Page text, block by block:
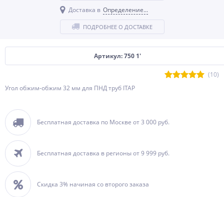
Артикул: 750 1'
(10)
Угол обжим-обжим 32 мм для ПНД труб ITAP
Бесплатная доставка по Москве от 3 000 руб.
Бесплатная доставка в регионы от 9 999 руб.
Скидка 3% начиная со второго заказа
Доставка в Определение...
ПОДРОБНЕЕ О ДОСТАВКЕ